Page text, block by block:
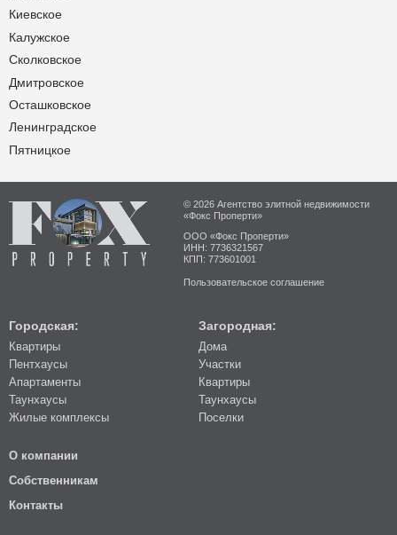
Киевское
Калужское
Сколковское
Дмитровское
Осташковское
Ленинградское
Пятницкое
© 2026 Агентство элитной недвижимости
«Фокс Проперти»
ООО «Фокс Проперти»
ИНН: 7736321567
КПП: 773601001
Пользовательское соглашение
Городская:
Квартиры
Пентхаусы
Апартаменты
Таунхаусы
Жилые комплексы
Загородная:
Дома
Участки
Квартиры
Таунхаусы
Поселки
О компании
Собственникам
Контакты